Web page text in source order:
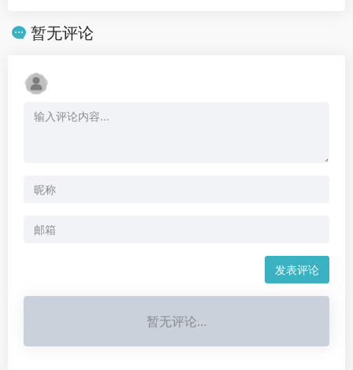
暂无评论
发表评论
暂无评论...